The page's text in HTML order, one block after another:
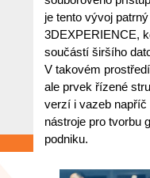
je tento vývoj
3DEXPERIENCE,
součástí širšího
V takovém
ale prvek řízené
verzí i vazeb napříč
nástroje pro tvorbu
podniku.